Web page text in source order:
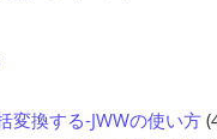
変換する-JWWの使い方